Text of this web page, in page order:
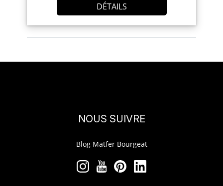
DÉTAILS
NOUS SUIVRE
Blog Matfer Bourgeat